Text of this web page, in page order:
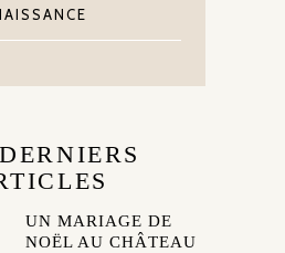
UN MARIAGE DE
NOËL AU CHÂTEAU